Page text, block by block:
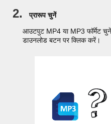
2.
प्रारूप चुनें
आउटपुट MP4 या MP3 फॉर्मेट
डाउनलोड बटन पर क्लिक करें।